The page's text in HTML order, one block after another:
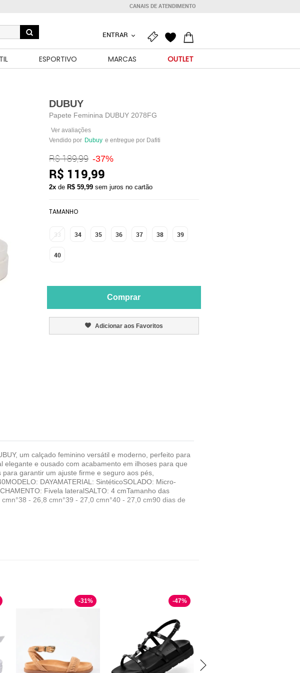
CANAIS DE ATENDIMENTO
ENTRAR
ESPORTIVO MARCAS OUTLET
DUBUY
Papete Feminina DUBUY 2078FG
Ver avaliações
Vendido por Dubuy e entregue por Dafiti
R$ 189,99 -37%
R$ 119,99
2xde R$ 59,99 sem juros no cartão
TAMANHO
34 35 36 37 38 39
40
Comprar
Adicionar aos Favoritos
um calçado feminino versátil e moderno, perfeito para
e ousado com acabamento em ilhoses para que
garantir um ajuste firme e seguro aos pés,
DAYAMATERIAL: SintéticoSOLADO: Micro-
Fivela lateralSALTO: 4 cmTamanho das
- 26,8 cmn°39 - 27,0 cmn°40 - 27,0 cm90 dias de
-31% -47%